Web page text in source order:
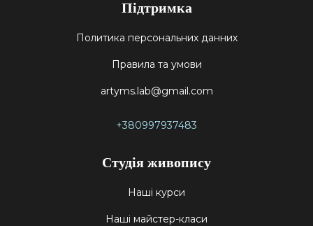
Підтримка
Политика персональних данних
Правила та умови
artyms.lab@gmail.com
+380997937483
Студія живопису
Наші курси
Наші майстер-класи